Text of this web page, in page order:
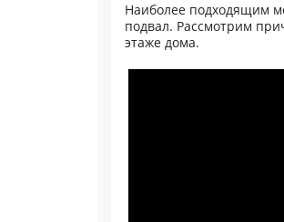
Наиболее подходящим
подвал. Рассмотрим
этаже дома.